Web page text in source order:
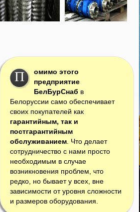
П
омимо этого
предприятие
БелБурСнаб в
Белоруссии само обеспечивает
своих покупателей как
гарантийным, так и
постгарантийным
обслуживанием. Что делает
сотрудничество с нами просто
необходимым в случае
возникновения проблем, что
редко, но бывает у всех, вне
зависимости от уровня сложности
и размеров оборудования.